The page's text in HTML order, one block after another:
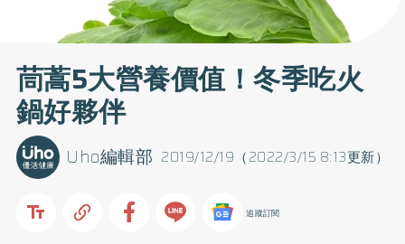
茼蒿5大營養價值！冬季吃火
鍋好夥伴
2019/12/19（2022/3/15 8:13更新）
Uho編輯部
追蹤訂閱